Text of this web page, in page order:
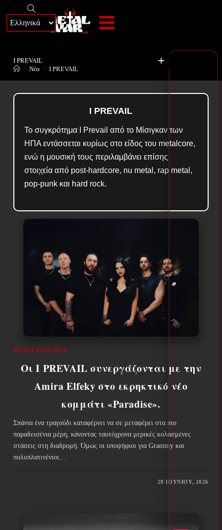
+
I PREVAIL
> Νέα > I PREVAIL
I PREVAIL
Το συγκρότημα I Prevail από το Μίσιγκαν των
ΗΠΑ εντάσσεται κυρίως στο είδος του metalcore,
ενώ η μουσική τους περιλαμβάνει επίσης
στοιχεία από post-hardcore, nu metal, rap metal,
pop-punk και hard rock.
ΤΕΛΕΥΤΑΊΑ ΝΈΑ
Οι I PREVAIL συνεργάζονται με την
Amira Elfeky στο εκρηκτικό νέο
κομμάτι «Paradise».
Σπάνια ένα τραγούδι καταφέρνει να σε μεταφέρει στα πιο
παραδεισένια μέρη, κάνοντας ταυτόχρονα μερικές κολασμένες
στάσεις στη διαδρομή. Όμως οι υποψήφιοι για Grammy και
πολυπλατινένιοι…
28 ΙΟΥΝΊΟΥ, 2026